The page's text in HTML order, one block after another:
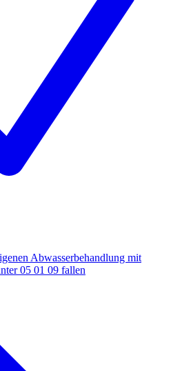
Abwasserbehandlung mit
05 01 09 fallen